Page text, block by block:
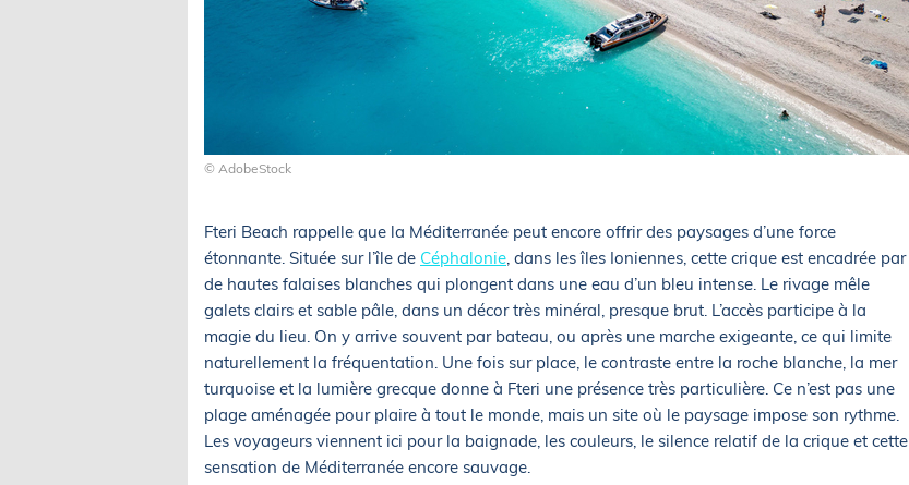
© AdobeStock
Fteri Beach rappelle que la Méditerranée peut encore offrir des paysages d’une force
étonnante. Située sur l’île de Céphalonie, dans les îles Ioniennes, cette crique est encadrée par
de hautes falaises blanches qui plongent dans une eau d’un bleu intense. Le rivage mêle
galets clairs et sable pâle, dans un décor très minéral, presque brut. L’accès participe à la
magie du lieu. On y arrive souvent par bateau, ou après une marche exigeante, ce qui limite
naturellement la fréquentation. Une fois sur place, le contraste entre la roche blanche, la mer
turquoise et la lumière grecque donne à Fteri une présence très particulière. Ce n’est pas une
plage aménagée pour plaire à tout le monde, mais un site où le paysage impose son rythme.
Les voyageurs viennent ici pour la baignade, les couleurs, le silence relatif de la crique et cette
sensation de Méditerranée encore sauvage.